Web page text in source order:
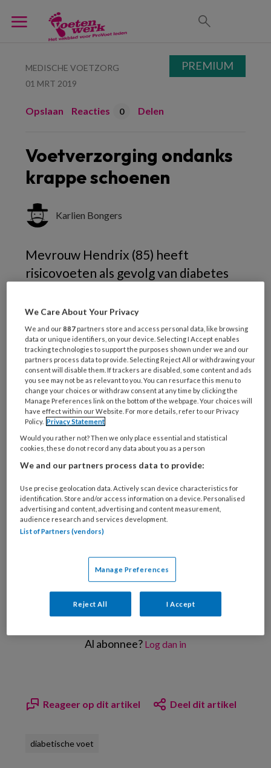
MEDISCHE VOETZORG
01 MRT 2019
Opslaan Reacties 0 Delen
Voetverzorging ondanks
krappe schoenen
Karlien Bongers
Mevrouw Hendrix (85) heeft
risicovoeten als gevolg van diabetes
Slecht passende schoenen leiden tot
drukplekjes en wondjes aan de voeten.
Cliënte bezoekt de medisch pedicure
sporadisch. De oproepen van de
podotherapeut voor de jaarlijkse
screening belt ze vaak af. De medisch
pedicure en de podotherapeut
proberen cliënte te motiveren om
haar voeten frequenter te laten
controleren en verzorgen. De realiteit
is weerbarstig.
Bekijk de mogelijkheden
Al abonnee? Log dan in
PREMIUM
Reageer op dit artikel Deel dit artikel
diabetische voet
We Care About Your Privacy
We and our887 partners store and access personal data, like browsing
data or unique identifiers, on your device. Selecting I Accept enables
tracking technologies to support the purposes shown under we and our
partners process data to provide. Selecting Reject All or withdrawing your
consent will disable them. If trackers are disabled, some content and ads
you see may not be as relevant to you. You can resurface this menu to
change your choices or withdraw consent at any time by clicking the
Manage Preferences link on the bottom of the webpage. Your choices will
have effect within our Website. For more details, refer to our Privacy
Policy. Privacy Statement
Would you rather not? Then we only place essential and statistical
cookies, these do not record any data about you as a person
We and our partners process data to provide:
Use precise geolocation data. Actively scan device characteristics for
identification. Store and/or access information on a device. Personalised
advertising and content, advertising and content measurement,
audience research and services development.
List of Partners (vendors)
Manage Preferences
Reject All I Accept